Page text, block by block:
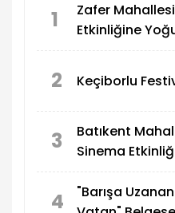
1
Zafer
Etkinliğine
2 Keçiborlu
3
Batıkent
Sinema
4
"Barışa